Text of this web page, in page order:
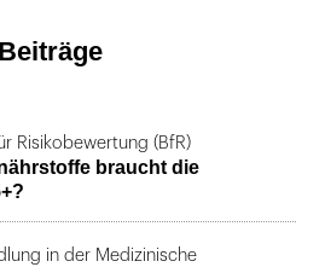
Risikobewertung (BfR)
braucht die
in der Medizinische